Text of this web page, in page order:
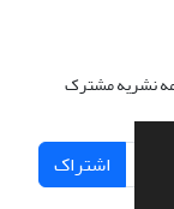
نشریه مشترک
اشتراک